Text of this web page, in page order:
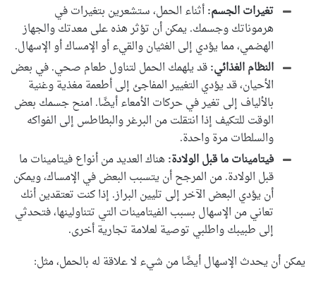
تغيرات الجسم:أثناء الحمل، ستشعرين بتغيرات في
هرموناتك وجسمك. يمكن أن تؤثر هذه على معدتك والجهاز
الهضمي، مما يؤدي إلى الغثيان والقيء أو الإمساك أو الإسهال.
النظام الغذائي:قد يلهمك الحمل لتناول طعام صحي. في بعض
الأحيان، قد يؤدي التغيير المفاجئ إلى أطعمة مغذية وغنية
بالألياف إلى تغير في حركات الأمعاء أيضًا. امنح جسمك بعض
الوقت للتكيف إذا انتقلت من البرغر والبطاطس إلى الفواكه
والسلطات مرة واحدة.
فيتامينات ما قبل الولادة: هناك العديد من أنواع فيتامينات ما
قبل الولادة. من المرجح أن يتسبب البعض في الإمساك، ويمكن
أن يؤدي البعض الآخر إلى تليين البراز. إذا كنت تعتقدين أنك
تعاني من الإسهال بسبب الفيتامينات التي تتناولينها، فتحدثي
إلى طبيبك واطلبي توصية لعلامة تجارية أخرى.
يمكن أن يحدث الإسهال أيضًا من شيء لا علاقة له بالحمل، مثل: